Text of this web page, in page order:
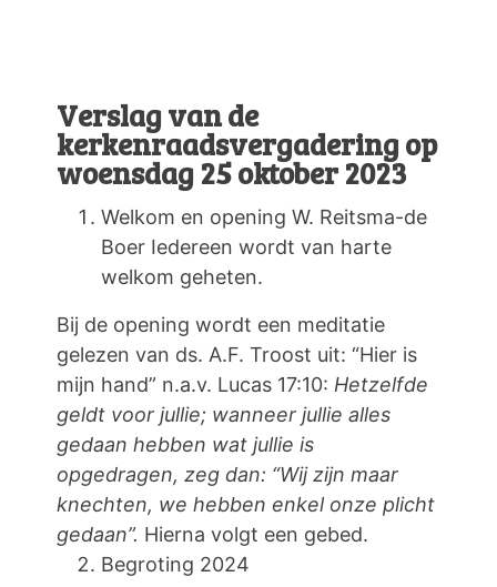
Verslag van de
kerkenraadsvergadering op
woensdag 25 oktober 2023
Welkom en opening W. Reitsma-de
Boer Iedereen wordt van harte
welkom geheten.
Bij de opening wordt een meditatie
gelezen van ds. A.F. Troost uit: “Hier is
mijn hand” n.a.v. Lucas 17:10: Hetzelfde
geldt voor jullie; wanneer jullie alles
gedaan hebben wat jullie is
opgedragen, zeg dan: “Wij zijn maar
knechten, we hebben enkel onze plicht
gedaan”. Hierna volgt een gebed.
Begroting 2024